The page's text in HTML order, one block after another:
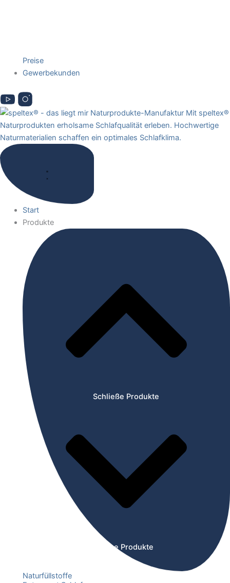
Preise
Gewerbekunden
Start
Produkte
Schließe Produkte
Öffne Produkte
Naturfüllstoffe